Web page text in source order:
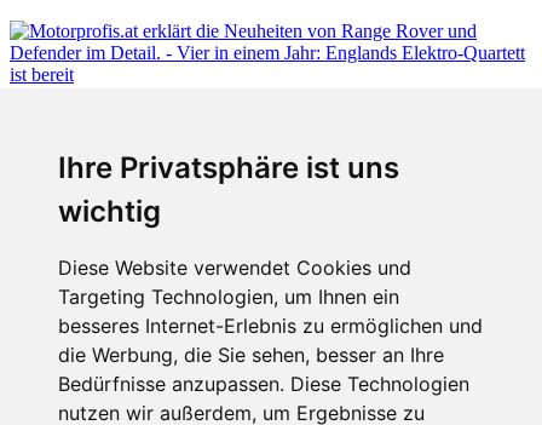
Ihre Privatsphäre ist uns
wichtig
Diese Website verwendet Cookies und
Targeting Technologien, um Ihnen ein
besseres Internet-Erlebnis zu ermöglichen und
die Werbung, die Sie sehen, besser an Ihre
Bedürfnisse anzupassen. Diese Technologien
nutzen wir außerdem, um Ergebnisse zu
Vier in einem Jahr: Englands Elektro-Quartett ist bereit
Fabian Steiner
Auto heißt Auto: Wie man die Klimaanlage bedient (und wie nicht)